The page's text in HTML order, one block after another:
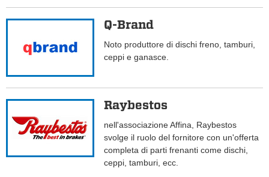
Q-Brand
Noto produttore di dischi freno, tamburi,
ceppi e ganasce.
Raybestos
nell'associazione Affina, Raybestos
svolge il ruolo del fornitore con un'offerta
completa di parti frenanti come dischi,
ceppi, tamburi, ecc.